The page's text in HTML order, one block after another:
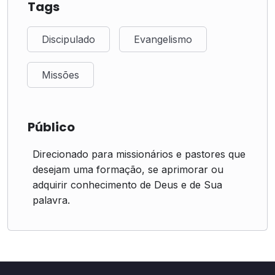
Tags
Discipulado Evangelismo
Missões
Público
Direcionado para missionários e pastores que
desejam uma formação, se aprimorar ou
adquirir conhecimento de Deus e de Sua
palavra.